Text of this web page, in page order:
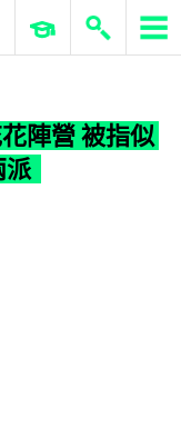
ERP 與商業 AI
陣營 被指似
派